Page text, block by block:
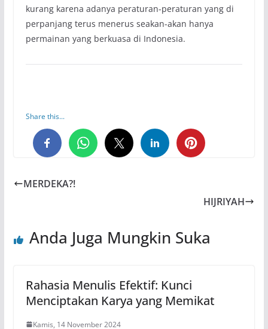
kurang karena adanya peraturan-peraturan yang di
perpanjang terus menerus seakan-akan hanya
permainan yang berkuasa di Indonesia.
Share this...
MERDEKA?!
HIJRIYAH
Anda Juga Mungkin Suka
Rahasia Menulis Efektif: Kunci
Menciptakan Karya yang Memikat
Kamis, 14 November 2024